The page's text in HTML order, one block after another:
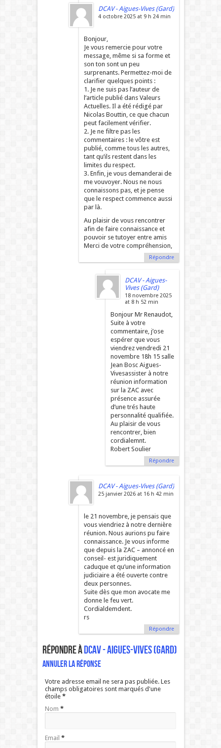
DCAV - Aigues-Vives (Gard)
4 octobre 2025 at 9 h 24 min
Bonjour,
Je vous remercie pour votre
message, même si sa forme et
son ton sont un peu
surprenants. Permettez-moi de
clarifier quelques points :
1. Je ne suis pas l’auteur de
l’article publié dans Valeurs
Actuelles. Il a été rédigé par
Nicolas Bouttin, ce que chacun
peut facilement vérifier.
2. Je ne filtre pas les
commentaires : le vôtre est
publié, comme tous les autres,
tant qu’ils restent dans les
limites du respect.
3. Enfin, je vous demanderai de
me vouvoyer. Nous ne nous
connaissons pas, et je pense
que le respect commence aussi
par là.
Au plaisir de vous rencontrer
afin de faire connaissance et
pouvoir se tutoyer entre amis
Merci de votre compréhension,
Répondre
DCAV - Aigues-
Vives (Gard)
18 novembre 2025
at 8 h 52 min
Bonjour Mr Renaudot,
Suite à votre
commentaire, j’ose
espérer que vous
viendrez vendredi 21
novembre 18h 15 salle
Jean Bosc Aigues-
Vivesassister à notre
réunion information
sur la ZAC avec
présence assurée
d’une trés haute
personnalité qualifiée.
Au plaisir de vous
rencontrer, bien
cordialemnt.
Robert Soulier
Répondre
DCAV - Aigues-Vives (Gard)
25 janvier 2026 at 16 h 42 min
le 21 novembre, je pensais que
vous viendriez à notre dernière
réunion. Nous aurions pu faire
connaissance. Je vous informe
que depuis la ZAC – annoncé en
conseil- est juridiquement
caduque et qu’une information
judiciaire a été ouverte contre
deux personnes.
Suite dès que mon avocate me
donne le feu vert.
Cordialdemdent.
rs
Répondre
Répondre àDCAV - Aigues-Vives (Gard)
Annuler la réponse
Votre adresse email ne sera pas publiée. Les
champs obligatoires sont marqués d'une
étoile *
Nom *
Email *